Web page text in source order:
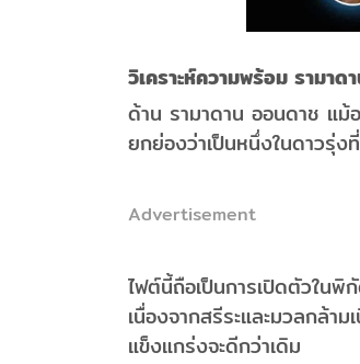
วิเคราะห์ความพร้อม รามาด
ด้าน รามาดาน ออนดาช แม้
ยกย่องว่าเป็นหนึ่งในดาวรุ่
Advertisement
ไฟต์นี้ถือเป็นการเปิดตัวใน
เนื่องจากสรีระและมวลกล้า
แข็งแกร่งจะดีกว่าเดิม